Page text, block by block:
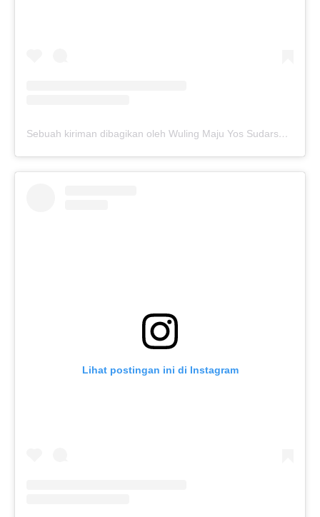
Sebuah kiriman dibagikan oleh Wuling Maju Yos Sudarso (@wulingmajusunter)
Lihat postingan ini di Instagram